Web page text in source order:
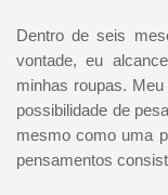
Dentro de seis
vontade, eu
minhas roupas.
possibilidade de
mesmo como uma
pensamentos